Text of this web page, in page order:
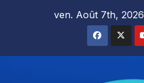
ven. Août 7th, 2026